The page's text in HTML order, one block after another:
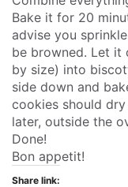
Bake it for 20
advise you
be browned. Let it
by size) into
side down and
cookies should
later, outside the
Done!
Bon appetit!
Share link: